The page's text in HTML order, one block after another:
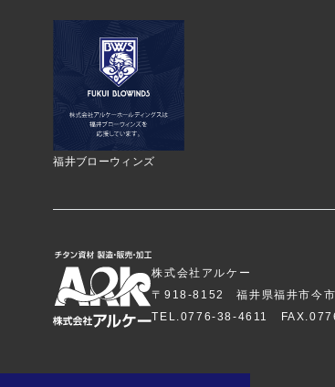
福井ブローウィンズ
株式会社アルケー
〒918-8152 福井県福井市
TEL.0776-38-4611